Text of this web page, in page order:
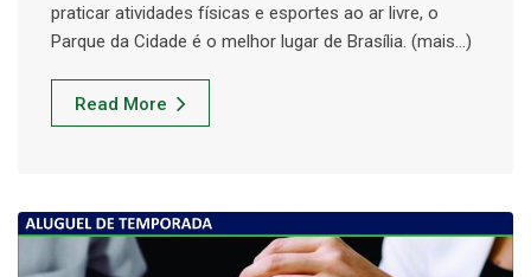
praticar atividades físicas e esportes ao ar livre, o
Parque da Cidade é o melhor lugar de Brasília. (mais…)
Read More